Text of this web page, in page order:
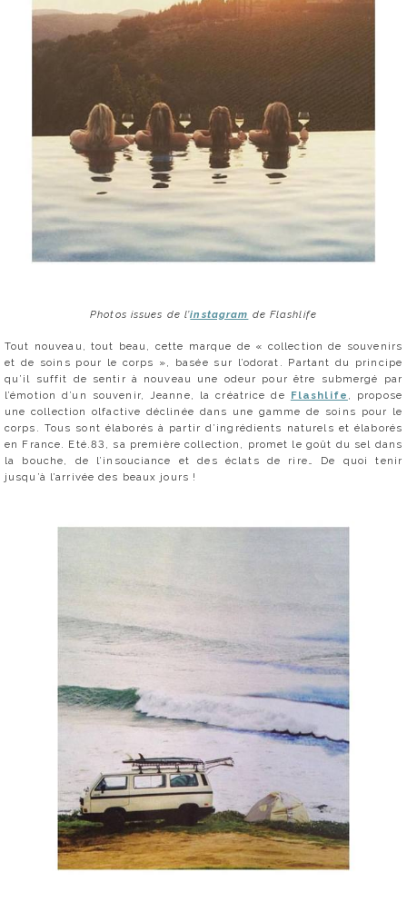
Photos issues de l’instagram de Flashlife
Tout nouveau, tout beau, cette marque de « collection de souvenirs
et de soins pour le corps », basée sur l’odorat. Partant du principe
qu’il suffit de sentir à nouveau une odeur pour être submergé par
l’émotion d’un souvenir, Jeanne, la créatrice de Flashlife
, propose
une collection olfactive déclinée dans une gamme de soins pour le
corps. Tous sont élaborés à partir d’ingrédients naturels et élaborés
en France. Eté.83, sa première collection, promet le goût du sel dans
la bouche, de l’insouciance et des éclats de rire… De quoi tenir
jusqu’à l’arrivée des beaux jours !